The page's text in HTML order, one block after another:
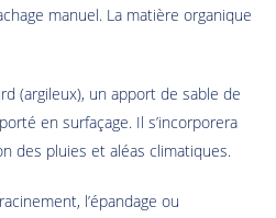
manuel. La matière organique
(argileux), un apport de sable de
en surfaçage. Il s’incorporera
des pluies et aléas climatiques.
l’épandage ou